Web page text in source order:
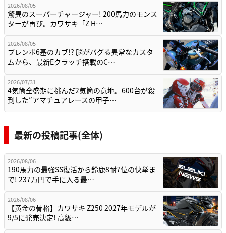
2026/08/05
驚異のスーパーチャージャー! 200馬力のモンス
ターが再び。カワサキ「Z H…
2026/08/05
ブレンボ6基のカブ!? 脳がバグる異常なカスタ
ムから、最新Eクラッチ搭載のC…
2026/07/31
4気筒全盛期に挑んだ2気筒の意地。600台が殺
到した”アマチュアレースの甲子…
最新の投稿記事(全体)
2026/08/06
190馬力の最強SS復活から鈴鹿8耐7位の快挙ま
で! 237万円で手に入る最…
2026/08/06
【黄金の骨格】カワサキ Z250 2027年モデルが
9/5に発売決定! 高級…